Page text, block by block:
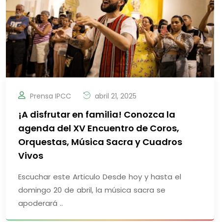
Prensa IPCC abril 21, 2025
¡A disfrutar en familia! Conozca la
agenda del XV Encuentro de Coros,
Orquestas, Música Sacra y Cuadros
Vivos
Escuchar este Articulo Desde hoy y hasta el
domingo 20 de abril, la música sacra se
apoderará ..